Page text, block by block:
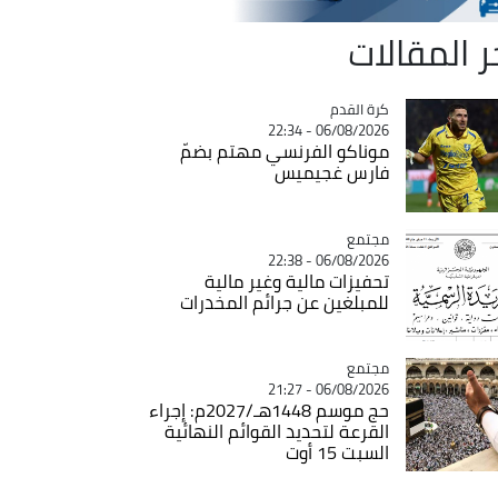
المقالات
Catégorie
كرة القدم
06/08/2026 - 22:34
موناكو الفرنسي مهتم بضمّ
فارس غجيميس
Catégorie
مجتمع
06/08/2026 - 22:38
تحفيزات مالية وغير مالية
للمبلغين عن جرائم المخدرات
Catégorie
مجتمع
06/08/2026 - 21:27
حج موسم 1448هـ/2027م: إجراء
القرعة لتحديد القوائم النهائية
السبت 15 أوت